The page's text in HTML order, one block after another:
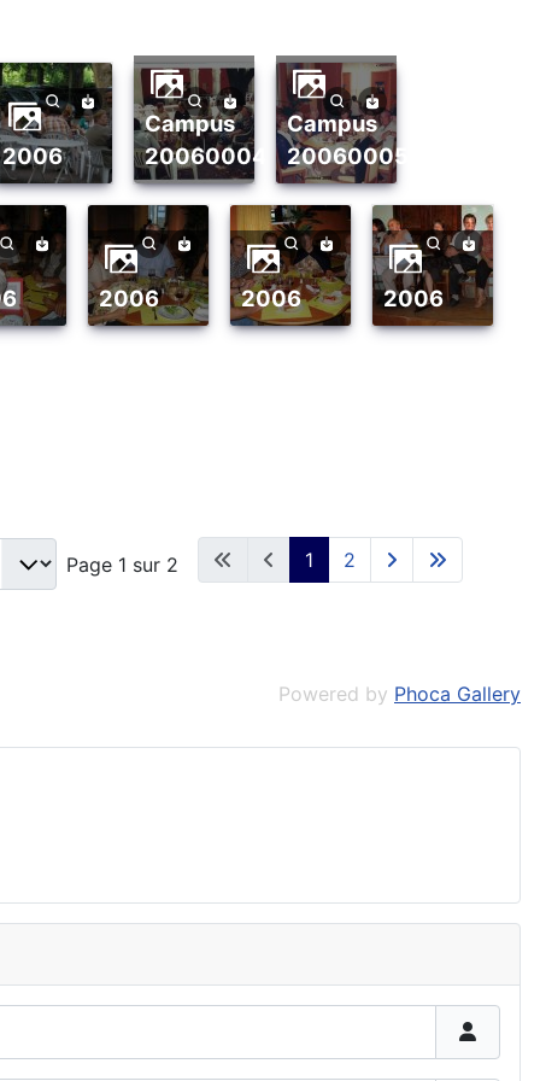
2006
campus
20060004
campus
20060005
2006 2006 2006
Page 1 sur 2 1 2
Powered by Phoca Gallery